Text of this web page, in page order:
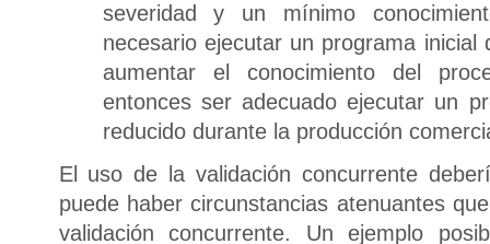
severidad y un mínimo
necesario ejecutar un programa
aumentar el conocimiento del
entonces ser adecuado ejecutar un
reducido durante la producción
El uso de la validación concurrente
puede haber circunstancias atenuantes
validación concurrente. Un ejemplo